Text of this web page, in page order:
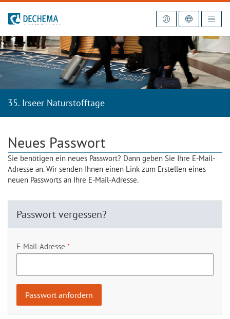
Zur Startseite
35. Irseer Naturstofftage
Neues Passwort
Sie benötigen ein neues Passwort? Dann geben Sie Ihre E-Mail-
Adresse an. Wir senden Ihnen einen Link zum Erstellen eines
neuen Passworts an Ihre E-Mail-Adresse.
Passwort vergessen?
E-Mail-Adresse